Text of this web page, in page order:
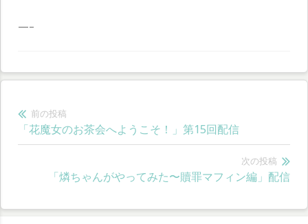
—–
投
稿
ゲ
前の投稿
前
の
「花魔女のお茶会へようこそ！」第15回配信
次の投稿
次
投
「燐ちゃんがやってみた〜贖罪マフィン編」配信